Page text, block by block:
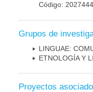
Código:
Grupos de
LINGUAE:
ETNOLOGÍA Y
Proyectos